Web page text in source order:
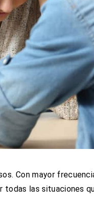
Con mayor
las situaciones